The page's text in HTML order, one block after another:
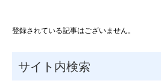
登録されている記事はございません。
サイト内検索